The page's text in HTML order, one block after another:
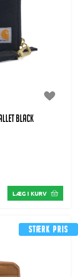
BLACK
LÆG I KURV
Stærk pris